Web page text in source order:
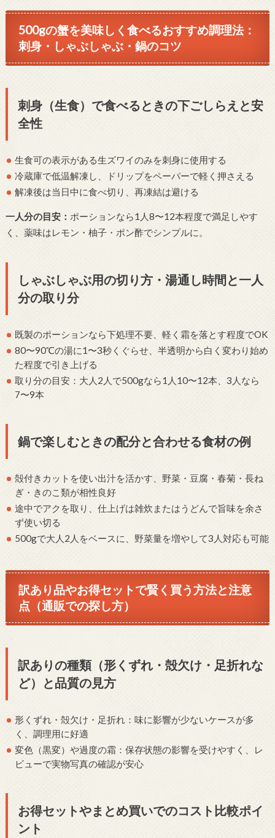
500gの蟹を美味しく食べるおすすめ調理法：
刺身・しゃぶしゃぶ・鍋のコツ
刺身（生食）で食べるときの下ごしらえと安
全性
生食可の表示がある生ズワイのみを刺身に使用する
冷蔵庫で低温解凍し、ドリップをペーパーで軽く押さえる
解凍後は当日中に食べ切り、再凍結は避ける
一人分の目安： ポーションなら1人8〜12本程度で満足しやす
く、薬味はレモン・柚子・ポン酢でシンプルに。
しゃぶしゃぶ用の切り方・湯通し時間と一人
分の取り分
既製のポーションなら下処理不要、軽く霜を落とす程度でOK
80〜90℃の湯に1〜3秒くぐらせ、半透明から白く変わり始め
た程度で引き上げる
取り分の目安：大人2人で500gなら1人10〜12本、3人なら
7〜9本
鍋で楽しむときの配分と合わせる食材の例
殻付きカットを使い出汁を活かす、野菜・豆腐・春菊・長ね
ぎ・きのこ類が相性良好
途中でアクを取り、仕上げは雑炊またはうどんで旨味を余さ
ず使い切る
500gで大人2人をベースに、野菜量を増やして3人対応も可能
訳あり品やお得セットで賢く買う方法と注意
点（通販での探し方）
訳ありの種類（形くずれ・殻欠け・足折れな
ど）と品質の見方
形くずれ・殻欠け・足折れ：味に影響が少ないケースが多
く、調理用に好適
変色（黒変）や過度の霜：保存状態の影響を受けやすく、レ
ビューで実物写真の確認が安心
お得セットやまとめ買いでのコスト比較ポイ
ント